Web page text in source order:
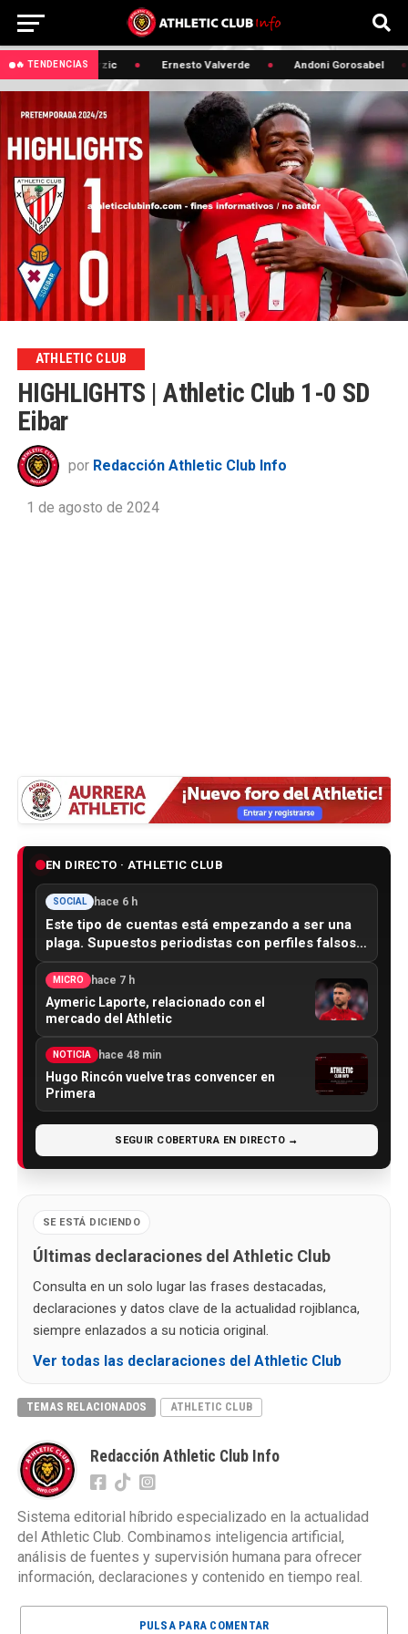
🔥 TENDENCIAS
🔥 Edin Terzic Ernesto Valverde Andoni Gorosabel
ATHLETIC CLUB
HIGHLIGHTS | Athletic Club 1-0 SD
Eibar
por Redacción Athletic Club Info
1 de agosto de 2024
EN DIRECTO · ATHLETIC CLUB
SOCIAL hace 6 h
Este tipo de cuentas está empezando a ser una
plaga. Supuestos periodistas con perfiles falsos…
MICRO hace 7 h
Aymeric Laporte, relacionado con el
mercado del Athletic
NOTICIA hace 48 min
Hugo Rincón vuelve tras convencer en
Primera
SEGUIR COBERTURA EN DIRECTO →
SE ESTÁ DICIENDO
Últimas declaraciones del Athletic Club
Consulta en un solo lugar las frases destacadas,
declaraciones y datos clave de la actualidad rojiblanca,
siempre enlazados a su noticia original.
Ver todas las declaraciones del Athletic Club
TEMAS RELACIONADOS ATHLETIC CLUB
Redacción Athletic Club Info
Sistema editorial híbrido especializado en la actualidad
del Athletic Club. Combinamos inteligencia artificial,
análisis de fuentes y supervisión humana para ofrecer
información, declaraciones y contenido en tiempo real.
PULSA PARA COMENTAR